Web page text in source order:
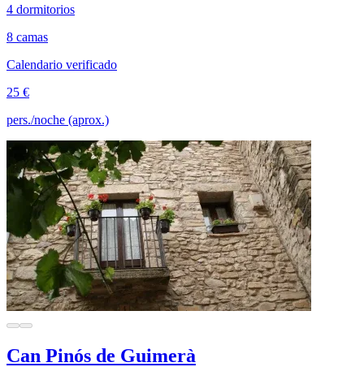
4 dormitorios
8 camas
Calendario verificado
25 €
pers./noche (aprox.)
Can Pinós de Guimerà